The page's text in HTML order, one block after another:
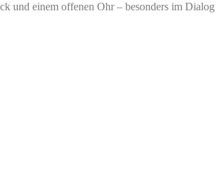
einem offenen Ohr – besonders im Dialog